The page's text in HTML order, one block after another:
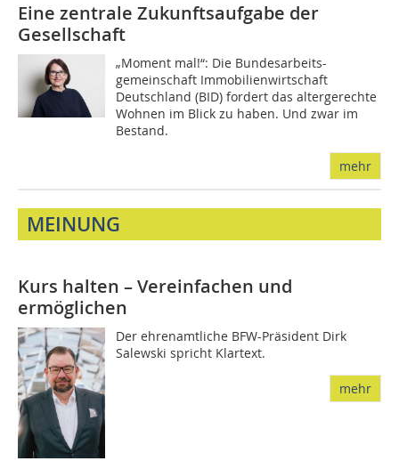
Eine zentrale Zukunftsaufgabe der
Gesellschaft
„Moment mal!“: Die Bundesarbeits-
gemeinschaft Immobilienwirtschaft
Deutschland (BID) fordert das altergerechte
Wohnen im Blick zu haben. Und zwar im
Bestand.
mehr
MEINUNG
Kurs halten – Vereinfachen und
ermöglichen
Der ehrenamtliche BFW-Präsident Dirk
Salewski spricht Klartext.
mehr